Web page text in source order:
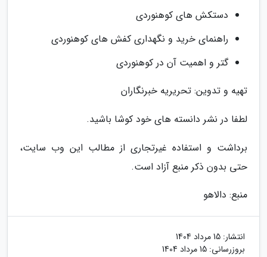
دستکش های کوهنوردی
راهنمای خرید و نگهداری کفش های کوهنوردی
گتر و اهمیت آن در کوهنوردی
تهیه و تدوین: تحریریه خبرنگاران
لطفا در نشر دانسته های خود کوشا باشید.
برداشت و استفاده غیرتجاری از مطالب این وب سایت،
حتی بدون ذکر منبع آزاد است.
منبع: دالاهو
انتشار: 15 مرداد 1404
بروزرسانی: 15 مرداد 1404